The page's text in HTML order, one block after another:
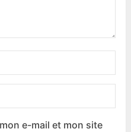
e-mail et mon site